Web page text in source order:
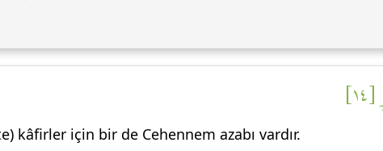
kâfirler için bir de Cehennem azabı vardır.